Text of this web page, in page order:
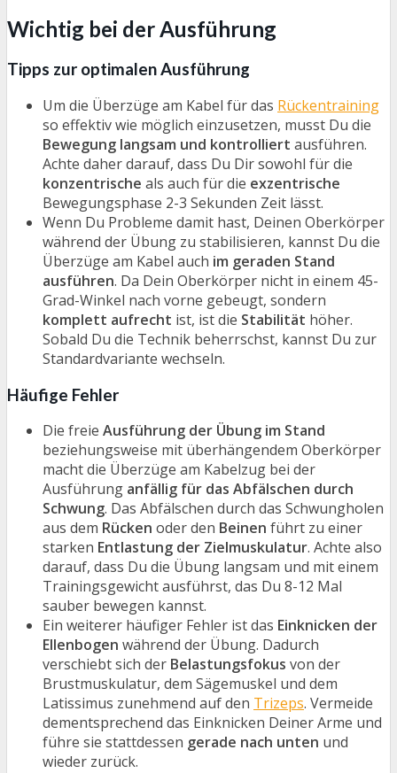
Wichtig bei der Ausführung
Tipps zur optimalen Ausführung
Um die Überzüge am Kabel für das Rückentraining
so effektiv wie möglich einzusetzen, musst Du die
Bewegung langsam und kontrolliert ausführen.
Achte daher darauf, dass Du Dir sowohl für die
konzentrische als auch für die exzentrische
Bewegungsphase 2-3 Sekunden Zeit lässt.
Wenn Du Probleme damit hast, Deinen Oberkörper
während der Übung zu stabilisieren, kannst Du die
Überzüge am Kabel auch im geraden Stand
ausführen. Da Dein Oberkörper nicht in einem 45-
Grad-Winkel nach vorne gebeugt, sondern
komplett aufrecht ist, ist die Stabilität höher.
Sobald Du die Technik beherrschst, kannst Du zur
Standardvariante wechseln.
Häufige Fehler
Die freie Ausführung der Übung im Stand
beziehungsweise mit überhängendem Oberkörper
macht die Überzüge am Kabelzug bei der
Ausführung anfällig für das Abfälschen durch
Schwung. Das Abfälschen durch das Schwungholen
aus dem Rücken oder den Beinen führt zu einer
starken Entlastung der Zielmuskulatur. Achte also
darauf, dass Du die Übung langsam und mit einem
Trainingsgewicht ausführst, das Du 8-12 Mal
sauber bewegen kannst.
Ein weiterer häufiger Fehler ist das Einknicken der
Ellenbogen während der Übung. Dadurch
verschiebt sich der Belastungsfokus von der
Brustmuskulatur, dem Sägemuskel und dem
Latissimus zunehmend auf den Trizeps. Vermeide
dementsprechend das Einknicken Deiner Arme und
führe sie stattdessen gerade nach unten und
wieder zurück.